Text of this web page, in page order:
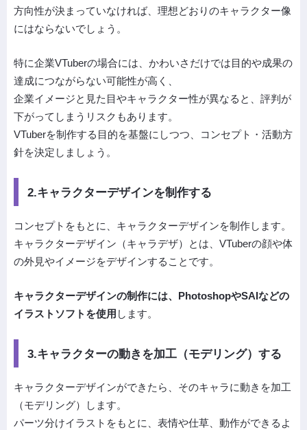
方向性が決まっていなければ、理想どおりのキャラクター像
にはならないでしょう。
特に企業VTuberの場合には、かわいさだけでは目的や成果の
達成につながらない可能性が高く、
企業イメージと見た目やキャラクター性が異なると、評判が
下がってしまうリスクもあります。
VTuberを制作する目的を基盤にしつつ、コンセプト・活動方
針を決定しましょう。
2.キャラクターデザインを制作する
コンセプトをもとに、キャラクターデザインを制作します。
キャラクターデザイン（キャラデザ）とは、VTuberの顔や体
の外見やイメージをデザインすることです。
キャラクターデザインの制作には、PhotoshopやSAIなどの
イラストソフトを使用 します。
3.キャラクターの動きを加工（モデリング）する
キャラクターデザインができたら、そのキャラに動きを加工
（モデリング）します。
パーツ分けイラストをもとに、表情や仕草、動作ができるよ